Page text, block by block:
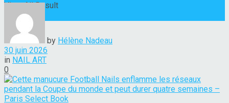
View All Result
by Hélène Nadeau
30 juin 2026
in NAIL ART
0